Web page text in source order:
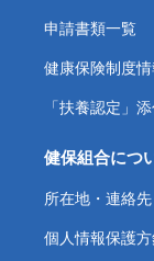
申請書類一覧
健康保険制度
「扶養認定」
健保組合につ
所在地・連絡先
個人情報保護